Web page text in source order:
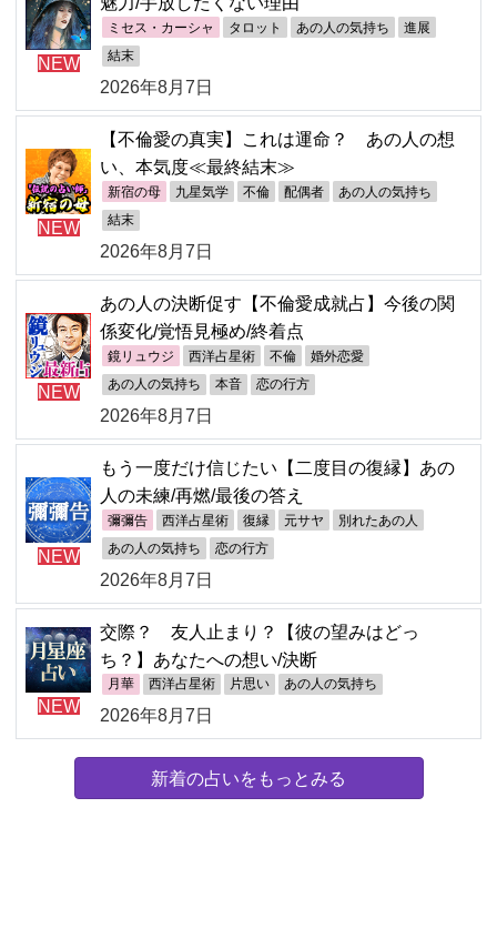
NEW
ミセス・カーシャ タロット あの人の気持ち 進展
結末
2026年8月7日
NEW
【不倫愛の真実】これは運命？ あの人の想
い、本気度≪最終結末≫
新宿の母 九星気学 不倫 配偶者 あの人の気持ち
結末
2026年8月7日
NEW
あの人の決断促す【不倫愛成就占】今後の関
係変化/覚悟見極め/終着点
鏡リュウジ 西洋占星術 不倫 婚外恋愛
あの人の気持ち 本音 恋の行方
2026年8月7日
NEW
もう一度だけ信じたい【二度目の復縁】あの
人の未練/再燃/最後の答え
彌彌告 西洋占星術 復縁 元サヤ 別れたあの人
あの人の気持ち 恋の行方
2026年8月7日
NEW
交際？ 友人止まり？【彼の望みはどっ
ち？】あなたへの想い/決断
月華 西洋占星術 片思い あの人の気持ち
2026年8月7日
新着の占いをもっとみる